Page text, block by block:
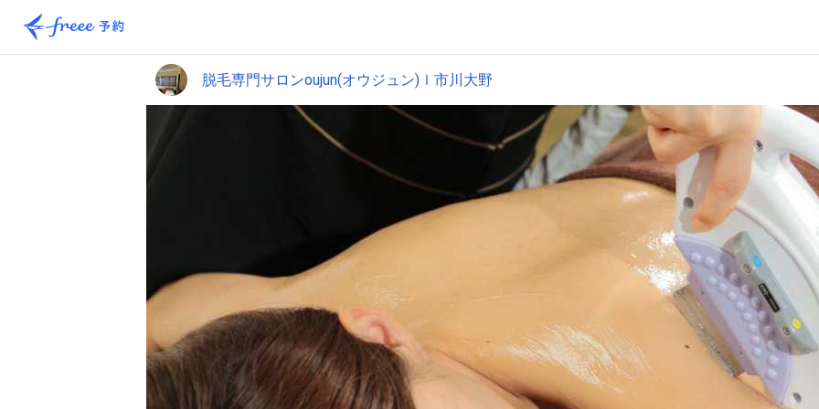
脱毛専門サロンoujun(オウジュン)ｌ市川大野